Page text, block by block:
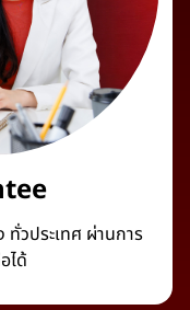
วประเทศ ผ่านการ
ได้